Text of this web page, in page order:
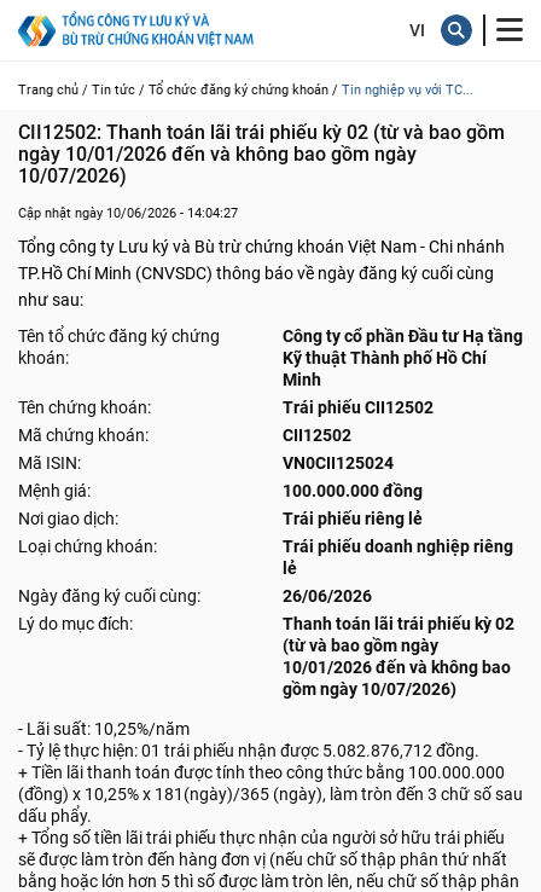
Trang chủ / Tin tức / Tổ chức đăng ký chứng khoán / Tin nghiệp vụ với TC...
CII12502: Thanh toán lãi trái phiếu kỳ 02 (từ và bao gồm
ngày 10/01/2026 đến và không bao gồm ngày
10/07/2026)
Cập nhật ngày 10/06/2026 - 14:04:27
Tổng công ty Lưu ký và Bù trừ chứng khoán Việt Nam - Chi nhánh
TP.Hồ Chí Minh (CNVSDC) thông báo về ngày đăng ký cuối cùng
như sau:
Tên tổ chức đăng ký chứng
khoán:
Công ty cổ phần Đầu tư Hạ tầng
Kỹ thuật Thành phố Hồ Chí
Minh
Tên chứng khoán:
Trái phiếu CII12502
Mã chứng khoán:
CII12502
Mã ISIN:
VN0CII125024
Mệnh giá:
100.000.000 đồng
Nơi giao dịch:
Trái phiếu riêng lẻ
Loại chứng khoán:
Trái phiếu doanh nghiệp riêng
lẻ
Ngày đăng ký cuối cùng:
26/06/2026
Lý do mục đích:
Thanh toán lãi trái phiếu kỳ 02
(từ và bao gồm ngày
10/01/2026 đến và không bao
gồm ngày 10/07/2026)
- Lãi suất: 10,25%/năm
- Tỷ lệ thực hiện: 01 trái phiếu nhận được 5.082.876,712 đồng.
+ Tiền lãi thanh toán được tính theo công thức bằng 100.000.000
(đồng) x 10,25% x 181(ngày)/365 (ngày), làm tròn đến 3 chữ số sau
dấu phẩy.
+ Tổng số tiền lãi trái phiếu thực nhận của người sở hữu trái phiếu
sẽ được làm tròn đến hàng đơn vị (nếu chữ số thập phân thứ nhất
bằng hoặc lớn hơn 5 thì số được làm tròn lên, nếu chữ số thập phân